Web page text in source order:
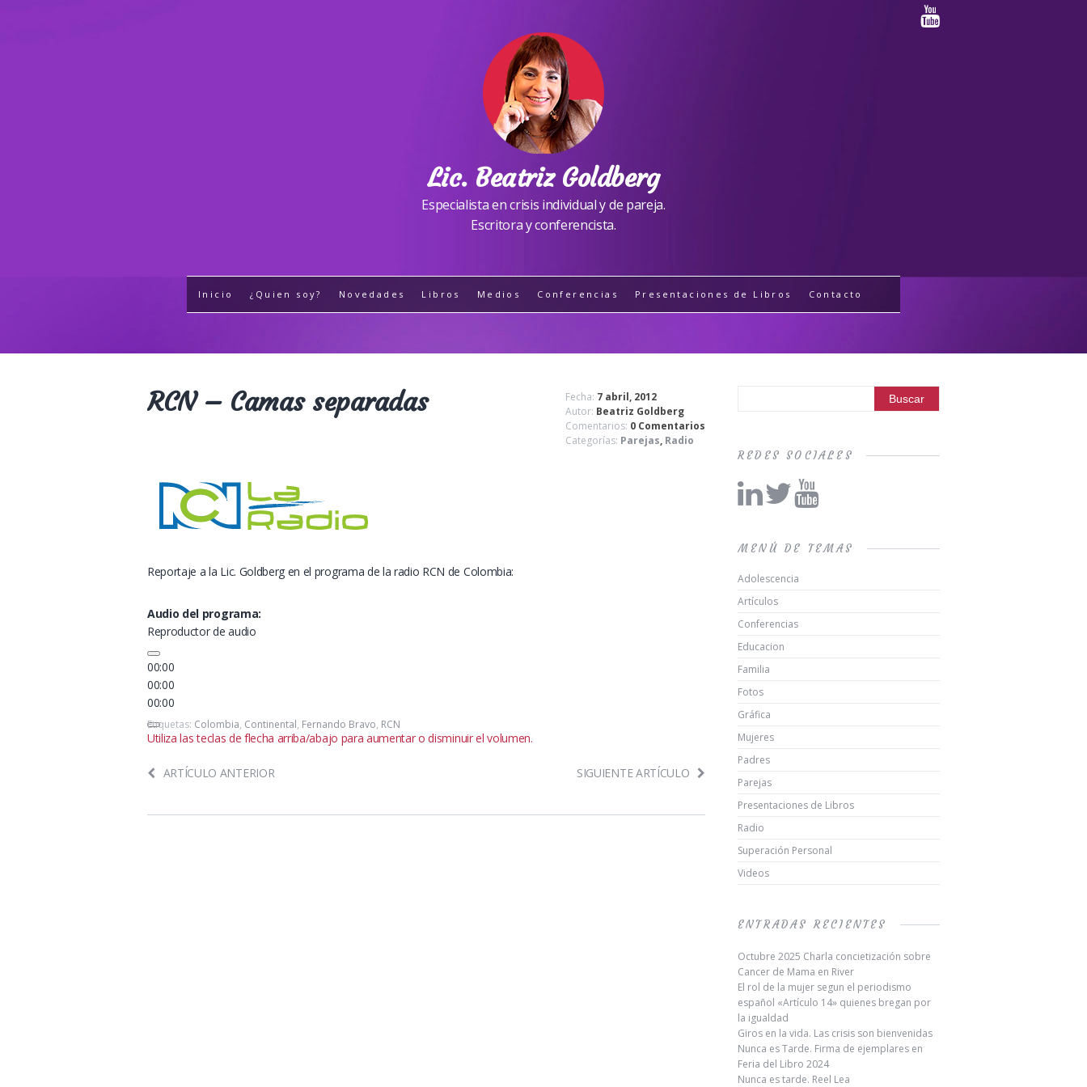
Lic. Beatriz Goldberg
Especialista en crisis individual y de pareja.
Escritora y conferencista.
Inicio ¿Quien soy? Novedades Libros Medios Conferencias Presentaciones de Libros Contacto
RCN – Camas separadas Fecha: 7 abril, 2012
Autor: Beatriz Goldberg
Comentarios: 0 Comentarios
Categorías: Parejas, Radio
Reportaje a la Lic. Goldberg en el programa de la radio RCN de Colombia:
Audio del programa:
Reproductor de audio
00:00
00:00
00:00
Utiliza las teclas de flecha arriba/abajo para aumentar o disminuir el volumen.
Etiquetas: Colombia, Continental, Fernando Bravo, RCN
ARTÍCULO ANTERIOR SIGUIENTE ARTÍCULO
REDES SOCIALES
MENÚ DE TEMAS
Adolescencia
Artículos
Conferencias
Educacion
Familia
Fotos
Gráfica
Mujeres
Padres
Parejas
Presentaciones de Libros
Radio
Superación Personal
Videos
ENTRADAS RECIENTES
Octubre 2025 Charla concietización sobre
Cancer de Mama en River
El rol de la mujer segun el periodismo
español «Artículo 14» quienes bregan por
la igualdad
Giros en la vida. Las crisis son bienvenidas
Nunca es Tarde. Firma de ejemplares en
Feria del Libro 2024
Nunca es tarde. Reel Lea